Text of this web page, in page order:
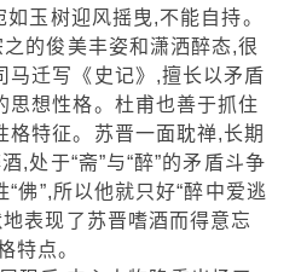
玉树迎风摇曳,不能自持。
的俊美丰姿和潇洒醉态,很
马迁写《史记》,擅长以矛盾
思想性格。杜甫也善于抓住
格特征。苏晋一面耽禅,长期
,处于“斋”与“醉”的矛盾斗争
“佛”,所以他就只好“醉中爱逃
表现了苏晋嗜酒而得意忘
特点。